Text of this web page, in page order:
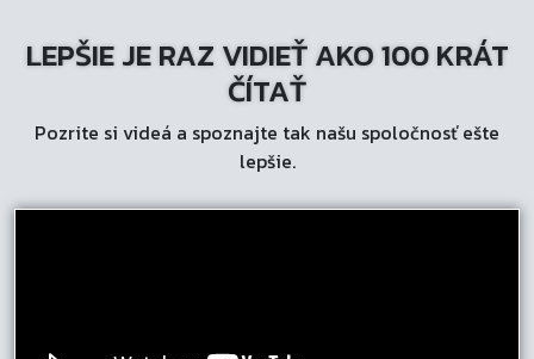
si
môžete
na
LEPŠIE JE RAZ VIDIEŤ AKO 100 KRÁT
ČÍTAŤ
Pozrite si videá a spoznajte tak našu spoločnosť ešte
lepšie.